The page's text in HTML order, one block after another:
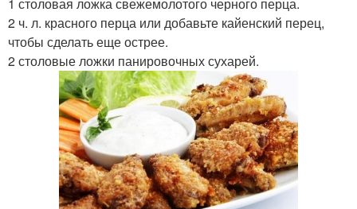
2 ч. л. красного перца или добавьте кайенский перец,
чтобы сделать еще острее.
2 столовые ложки панировочных сухарей.